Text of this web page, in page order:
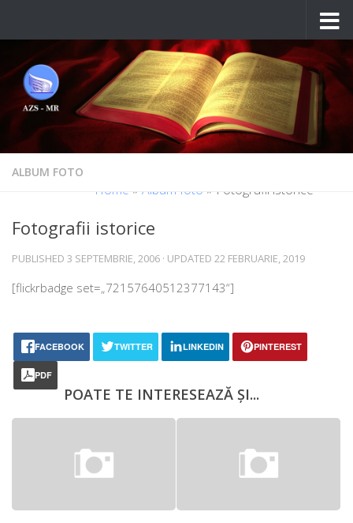
ALBUM FOTO
Home » Album foto » Fotografii istorice
Fotografii istorice
PUBLISHED 3 SEPTEMBRIE, 2006 · UPDATED 22 FEBRUARIE, 2019
[fli­c­kr­ba­d­ge set=„72157640512377143“]
FACEBOOK TWITTER LINKEDIN PINTEREST
PDF
POATE TE INTERESEAZĂ ȘI...